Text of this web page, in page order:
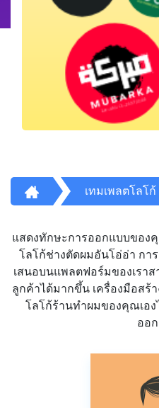
เทมเพลตโลโก้
แสดงทักษะการออกแบบของ
โลโก้ช่างตัดผมอันโอ่อ่า กา
เสนอบนแพลตฟอร์มของเรา
ลูกค้าได้มากขึ้น เครื่องมือสร้
โลโก้ร้านทำผมของคุณเอ
ออ